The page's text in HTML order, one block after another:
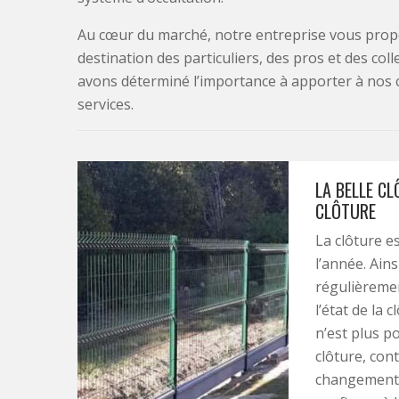
Au cœur du marché, notre entreprise vous
destination des particuliers, des pros et des
avons déterminé l’importance à apporter à
services.
LA BELLE
CLÔTURE
La clôture
l’année.
l’état de la
n’est plus
clôture,